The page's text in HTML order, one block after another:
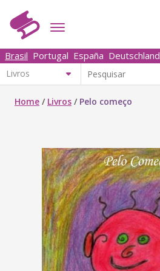
Brasil Portugal España Deutschland
Home / Livros / Pelo começo